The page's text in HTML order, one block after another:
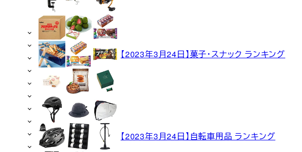
【2023年3月24日】菓子・スナック ランキング
【2023年3月24日】自転車用品 ランキング